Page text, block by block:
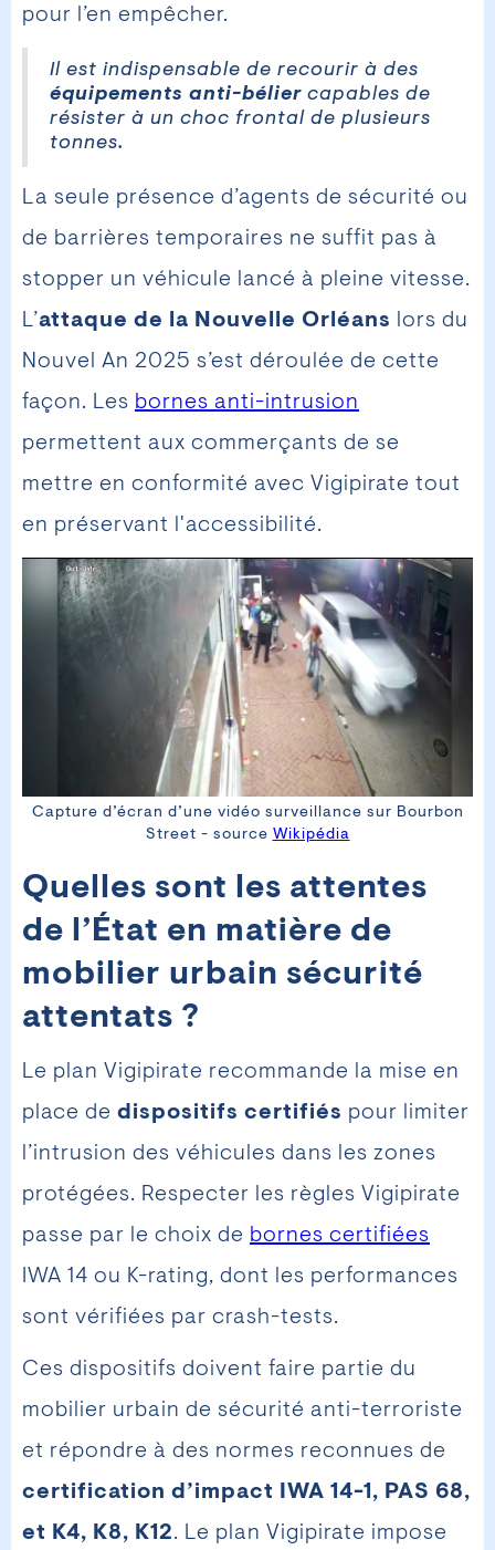
pour l’en empêcher.
Il est indispensable de recourir à des
équipements anti-bélier capables de
résister à un choc frontal de plusieurs
tonnes.
La seule présence d’agents de sécurité ou
de barrières temporaires ne suffit pas à
stopper un véhicule lancé à pleine vitesse.
L’attaque de la Nouvelle Orléans lors du
Nouvel An 2025 s’est déroulée de cette
façon. Les bornes anti-intrusion
permettent aux commerçants de se
mettre en conformité avec Vigipirate tout
en préservant l'accessibilité.
Capture d’écran d’une vidéo surveillance sur Bourbon
Street - source Wikipédia
Quelles sont les attentes
de l’État en matière de
mobilier urbain sécurité
attentats ?
Le plan Vigipirate recommande la mise en
place de dispositifs certifiés pour limiter
l’intrusion des véhicules dans les zones
protégées. Respecter les règles Vigipirate
passe par le choix de bornes certifiées
IWA 14 ou K-rating, dont les performances
sont vérifiées par crash-tests.
Ces dispositifs doivent faire partie du
mobilier urbain de sécurité anti-terroriste
et répondre à des normes reconnues de
certification d’impact IWA 14-1, PAS 68,
et K4, K8, K12. Le plan Vigipirate impose